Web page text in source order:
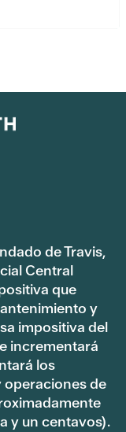
de Travis,
Central
que
y
impositiva del
incrementará
los
operaciones de
y un centavos).